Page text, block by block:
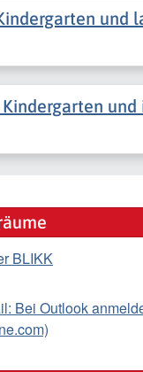
und
und
BLIKK
Bei Outlook